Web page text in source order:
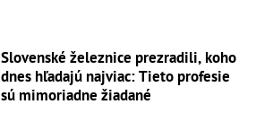
Slovenské železnice prezradili, koho
dnes hľadajú najviac: Tieto profesie
sú mimoriadne žiadané